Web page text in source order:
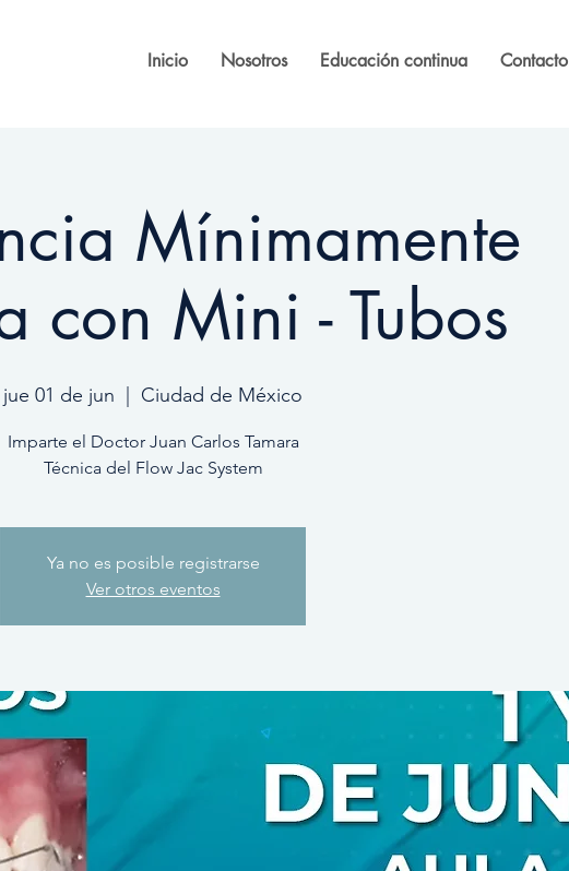
Inicio Nosotros Educación continua Contacto
Mínimamente
con Mini - Tubos
jue 01 de jun Ciudad de México
Imparte el Doctor Juan Carlos Tamara
Técnica del Flow Jac System
Ya no es posible registrarse
Ver otros eventos